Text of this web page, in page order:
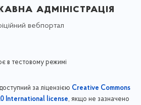
адміністрація
вебпортал
в тестовому режимі
за ліцензією Creative Commons
International license, якщо не зазначено